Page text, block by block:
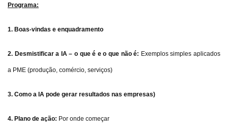
Programa:
1. Boas-vindas e enquadramento
2. Desmistificar a IA – o que é e o que não é: Exemplos simples aplicados
a PME (produção, comércio, serviços)
3. Como a IA pode gerar resultados nas empresas)
4. Plano de ação: Por onde começar